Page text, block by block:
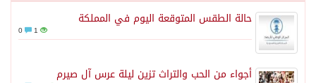
حالة الطقس المتوقعة اليوم في المملكة
1
أجواء من الحب والتراث تزين ليلة عرس آل صيرم